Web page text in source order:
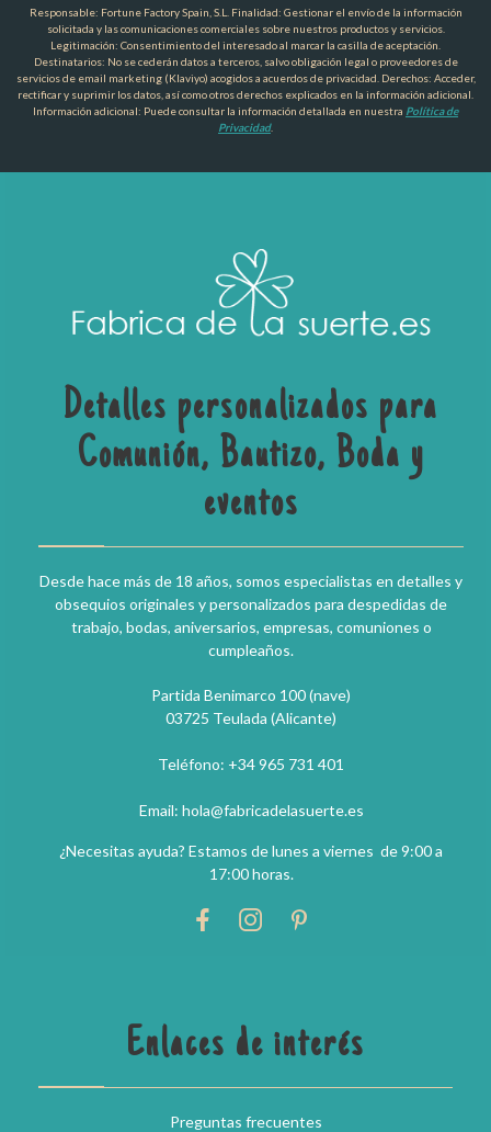
Responsable: Fortune Factory Spain, S.L. Finalidad: Gestionar el envío de la información
solicitada y las comunicaciones comerciales sobre nuestros productos y servicios.
Legitimación: Consentimiento del interesado al marcar la casilla de aceptación.
Destinatarios: No se cederán datos a terceros, salvo obligación legal o proveedores de
servicios de email marketing (Klaviyo) acogidos a acuerdos de privacidad. Derechos: Acceder,
rectificar y suprimir los datos, así como otros derechos explicados en la información adicional.
Información adicional: Puede consultar la información detallada en nuestra Política de
Privacidad.
Detalles personalizados para
Comunión, Bautizo, Boda y
eventos
Desde hace más de 18 años, somos especialistas en detalles y
obsequios originales y personalizados para despedidas de
trabajo, bodas, aniversarios, empresas, comuniones o
cumpleaños.
Partida Benimarco 100 (nave)
03725 Teulada (Alicante)
Teléfono: +34 965 731 401
Email: hola@fabricadelasuerte.es
¿Necesitas ayuda? Estamos de lunes a viernes de 9:00 a
17:00 horas.
Enlaces de interés
Preguntas frecuentes